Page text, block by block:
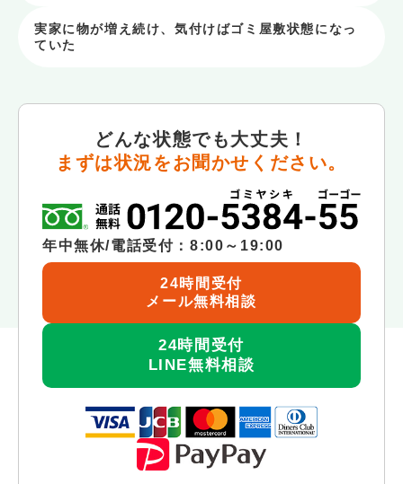
実家に物が増え続け、気付けばゴミ屋敷状態になっ
ていた
どんな状態でも大丈夫！
まずは状況をお聞かせください。
年中無休/電話受付：8:00～19:00
24時間受付
メール無料相談
24時間受付
LINE無料相談